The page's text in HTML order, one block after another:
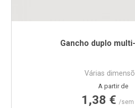
Gancho duplo
Várias
Preço
A partir de
1,38 € /sem